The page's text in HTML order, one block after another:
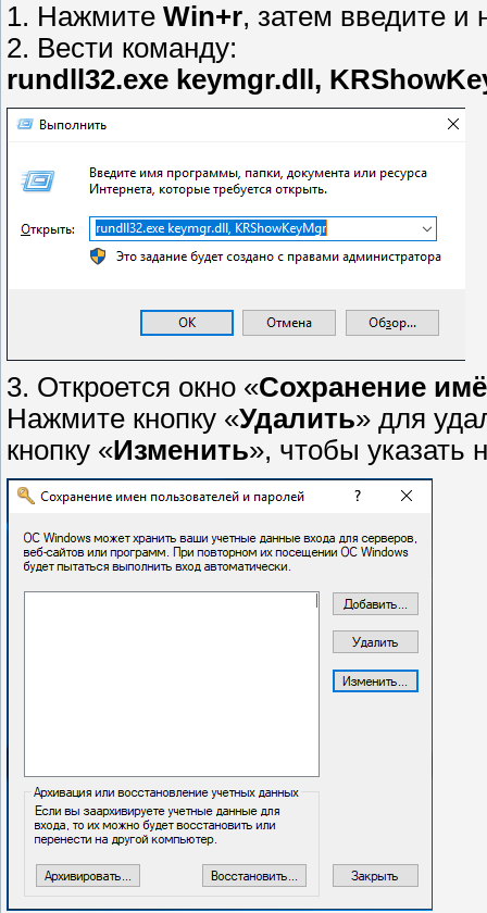
1. Нажмите Win+r, затем введите
2. Вести команду:
rundll32.exe keymgr.dll,
3. Откроется окно «Сохранение
Нажмите кнопку «Удалить» для
кнопку «Изменить», чтобы указать